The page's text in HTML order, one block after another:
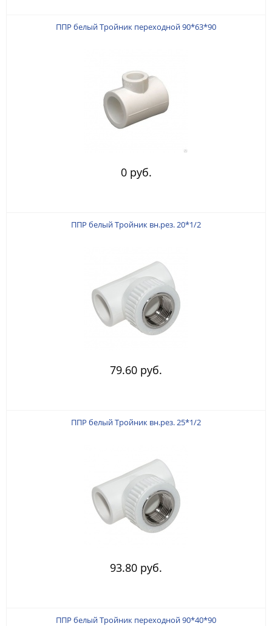
ППР белый Тройник переходной 90*63*90
0 руб.
ППР белый Тройник вн.рез. 20*1/2
79.60 руб.
ППР белый Тройник вн.рез. 25*1/2
93.80 руб.
ППР белый Тройник переходной 90*40*90